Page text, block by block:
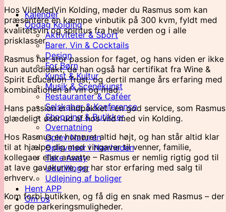
Kalender
Opdag Kolding
Aktiviteter & Sport
Barer, Vin & Cocktails
Design
For Børn
Kunst & Kultur
Musik & Scenekunst
Restauranter & Caféer
Selskaber & Konference
Shopping & Butikker
Overnatning
Oplev Naturen
Oplevelser i Nærheden
Take Away
Udstillinger
Udlejning af boliger
Hent APP
Om os
Hos VildMedVin Kolding, møder du Rasmus som kan
præsentere en kæmpe vinbutik på 300 kvm, fyldt med
kvalitetsvin og spiritus fra hele verden og i alle
prisklasser.
Rasmus har stor passion for faget, og hans viden er ikke
kun autodidakt, da han også har certifikat fra Wine &
Spirit Education Trust, og dertil mange års erfaring med
kombinationen af vin og mad.
Hans passion er indpakket i en god service, som Rasmus
glædeligt øser ud af hos vild med vin Kolding.
Hos Rasmus er humøret altid højt, og han står altid klar
til at hjælpe dig med vingaver til venner, familie,
kollegaer eller ansatte – Rasmus er nemlig rigtig god til
at lave gavekurve, og har stor erfaring med salg til
erhverv.
Kom forbi butikken, og få dig en snak med Rasmus – der
er gode parkeringsmuligheder.